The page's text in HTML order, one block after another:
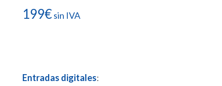
199€sin IVA
Entradas digitales: